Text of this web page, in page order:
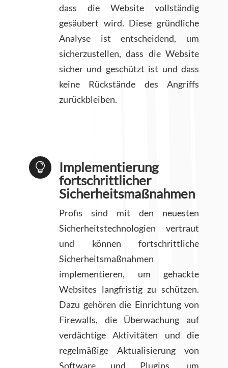
dass die Website vollständig
gesäubert wird. Diese gründliche
Analyse ist entscheidend, um
sicherzustellen, dass die Website
sicher und geschützt ist und dass
keine Rückstände des Angriffs
zurückbleiben.

Implementierung
fortschrittlicher
Sicherheitsmaßnahmen
Profis sind mit den neuesten
Sicherheitstechnologien vertraut
und können fortschrittliche
Sicherheitsmaßnahmen
implementieren, um gehackte
Websites langfristig zu schützen.
Dazu gehören die Einrichtung von
Firewalls, die Überwachung auf
verdächtige Aktivitäten und die
regelmäßige Aktualisierung von
Software und Plugins, um